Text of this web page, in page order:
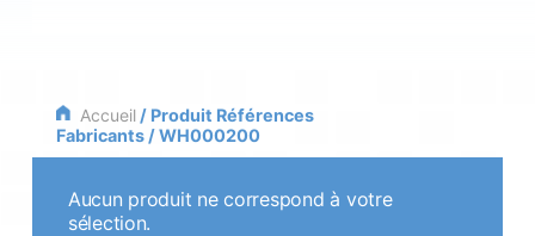
Accueil/ Produit Références
Fabricants / WH000200
Aucun produit ne correspond à votre
sélection.